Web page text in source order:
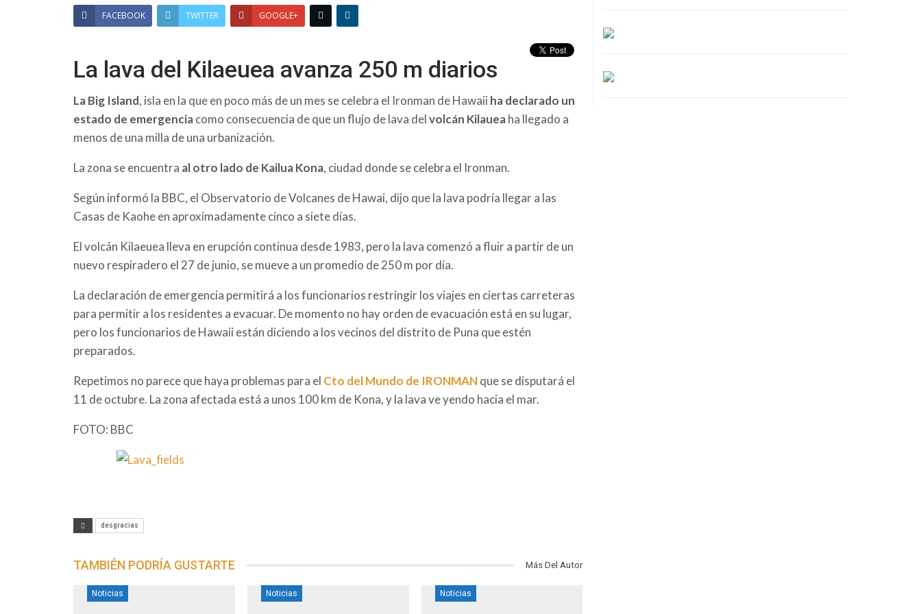
FACEBOOK TWITTER GOOGLE+
La lava del Kilaeuea avanza 250 m diarios
La Big Island, isla en la que en poco más de un mes se celebra el Ironman de Hawaii ha declarado un
estado de emergenciacomo consecuencia de que un flujo de lava delvolcán Kilaueaha llegado a
menos de una milla de una urbanización.
La zona se encuentra al otro lado de Kailua Kona, ciudad donde se celebra el Ironman.
Según informó la BBC, el Observatorio de Volcanes de Hawai, dijo que la lava podría llegar a las
Casas de Kaohe en aproximadamente cinco a siete días.
El volcán Kilaeuea lleva en erupción continua desde 1983, pero la lava comenzó a fluir a partir de un
nuevo respiradero el 27 de junio, se mueve a un promedio de 250 m por día.
La declaración de emergencia permitirá a los funcionarios restringir los viajes en ciertas carreteras
para permitir a los residentes a evacuar. De momento no hay orden de evacuación está en su lugar,
pero los funcionarios de Hawaii están diciendo a los vecinos del distrito de Puna que estén
preparados.
Repetimos no parece que haya problemas para el Cto del Mundo de IRONMANque se disputará el
11 de octubre. La zona afectada está a unos 100 km de Kona, y la lava ve yendo hacia el mar.
FOTO: BBC
desgracias
TAMBIÉN PODRÍA GUSTARTE Más Del Autor
Noticias Noticias Noticias